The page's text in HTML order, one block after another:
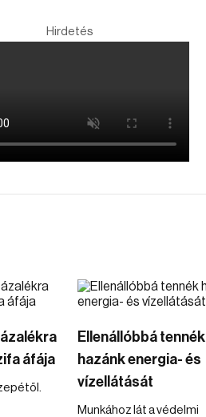
Hirdetés
áfája
Ellenállóbbá tennék
hazánk energia- és
vízellátását
Munkához lát a védelmi